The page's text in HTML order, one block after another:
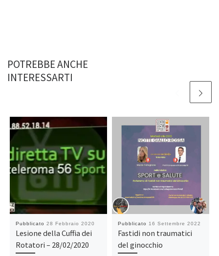
POTREBBE ANCHE
INTERESSARTI
Pubblicato 28 Febbraio 2020
Lesione della Cuffia dei
Rotatori – 28/02/2020
Pubblicato 16 Settembre 2022
Fastidi non traumatici
del ginocchio